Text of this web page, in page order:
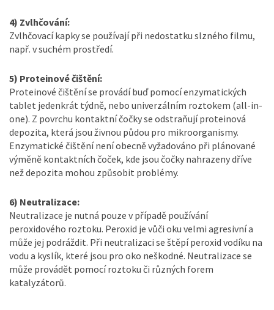
4) Zvlhčování:
Zvlhčovací kapky se používají při nedostatku slzného filmu,
např. v suchém prostředí.
5) Proteinové čištění:
Proteinové čištění se provádí buď pomocí enzymatických
tablet jedenkrát týdně, nebo univerzálním roztokem (all-in-
one). Z povrchu kontaktní čočky se odstraňují proteinová
depozita, která jsou živnou půdou pro mikroorganismy.
Enzymatické čištění není obecně vyžadováno při plánované
výměně kontaktních čoček, kde jsou čočky nahrazeny dříve
než depozita mohou způsobit problémy.
6) Neutralizace:
Neutralizace je nutná pouze v případě používání
peroxidového roztoku. Peroxid je vůči oku velmi agresivní a
může jej podráždit. Při neutralizaci se štěpí peroxid vodíku na
vodu a kyslík, které jsou pro oko neškodné. Neutralizace se
může provádět pomocí roztoku či různých forem
katalyzátorů.